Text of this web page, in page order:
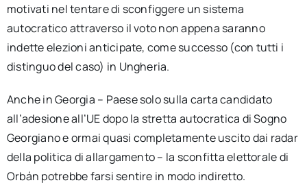
motivati nel tentare di sconfiggere un sistema
autocratico attraverso il voto non appena saranno
indette elezioni anticipate, come successo (con tutti i
distinguo del caso) in Ungheria.
Anche in Georgia – Paese solo sulla carta candidato
all’adesione all’UE dopo la stretta autocratica di Sogno
Georgiano e ormai quasi completamente uscito dai radar
della politica di allargamento – la sconfitta elettorale di
Orbán potrebbe farsi sentire in modo indiretto.